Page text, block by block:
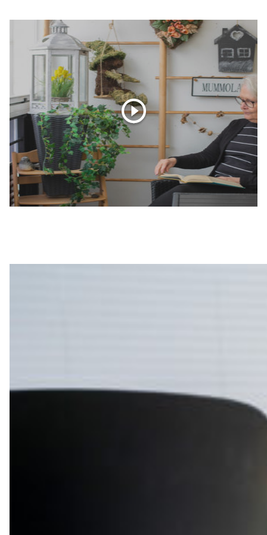
parvekerakenteiden pidempänä käyttöikänä. Yksi
lasituksien merkittävimmistä eduista onkin sen
tuoma suoja parvekerakenteille.